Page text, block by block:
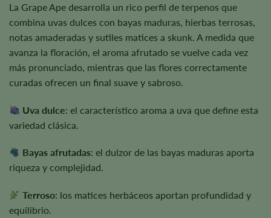
La Grape Ape desarrolla un rico perfil de terpenos que
combina uvas dulces con bayas maduras, hierbas terrosas,
notas amaderadas y sutiles matices a skunk. A medida que
avanza la floración, el aroma afrutado se vuelve cada vez
más pronunciado, mientras que las flores correctamente
curadas ofrecen un final suave y sabroso.
Uva dulce: el característico aroma a uva que define esta
variedad clásica.
Bayas afrutadas: el dulzor de las bayas maduras aporta
riqueza y complejidad.
Terroso: los matices herbáceos aportan profundidad y
equilibrio.